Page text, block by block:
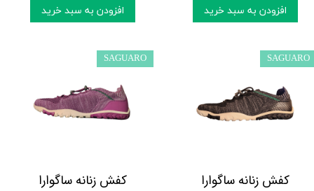
افزودن به سبد خرید افزودن به سبد خرید
کفش زنانه ساگوارا
SAGUARO
کفش زنانه ساگوارا
SAGUARO